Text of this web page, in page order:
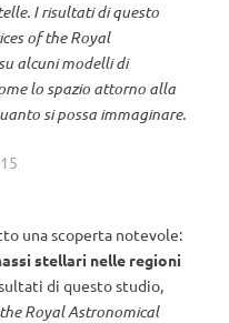
I risultati di questo
of the Royal
alcuni modelli di
lo spazio attorno alla
si possa immaginare.
una scoperta notevole:
stellari nelle regioni
di questo studio,
Royal Astronomical